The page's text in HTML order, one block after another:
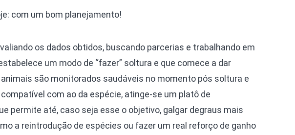
com um bom planejamento!
os dados obtidos, buscando parcerias e trabalhando em
um modo de “fazer” soltura e que comece a dar
são monitorados saudáveis no momento pós soltura e
com ao da espécie, atinge-se um platô de
permite até, caso seja esse o objetivo, galgar degraus mais
a reintrodução de espécies ou fazer um real reforço de ganho